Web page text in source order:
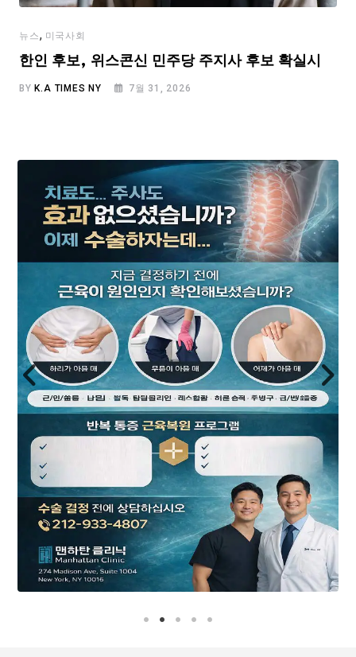
뉴스, 미국사회
한인 후보, 위스콘신 민주당 주지사 후보 확실시
BY K.A TIMES NY 7월 31, 2026